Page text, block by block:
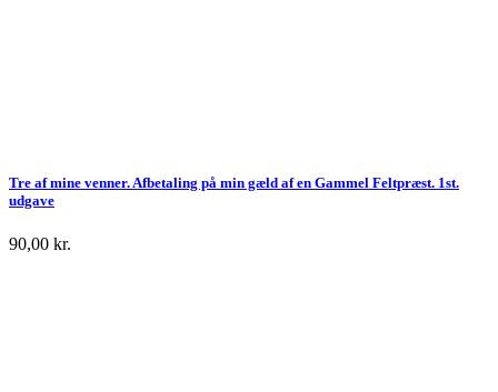
Tre af mine venner. Afbetaling på min gæld af en Gammel Feltpræst. 1st.
udgave
90,00 kr.